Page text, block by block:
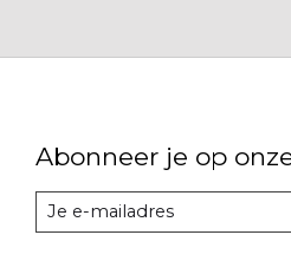
Abonneer je op